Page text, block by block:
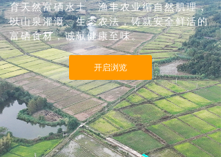
育天然富硒水土。渔丰农业循自然肌理，
以山泉灌溉、生态农法，铸就安全鲜活的
富硒食材，诚献健康至味。
开启浏览